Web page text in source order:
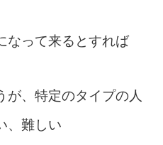
なって来るとすれば
、特定のタイプの人
、難しい